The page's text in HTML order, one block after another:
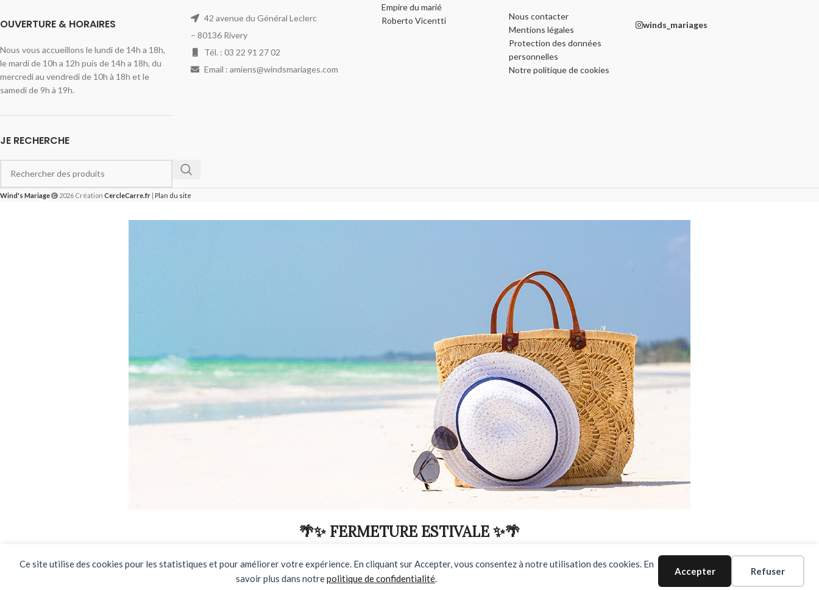
Ce site utilise des cookies pour les statistiques et pour améliorer votre expérience. En cliquant sur Accepter, vous consentez à notre utilisation des cookies. En
savoir plus dans notrepolitique de confidentialité.
Accepter Refuser
OUVERTURE & HORAIRES
Nous vous accueillons le lundi de 14h a 18h,
le mardi de 10h a 12h puis de 14h a 18h, du
mercredi au vendredi de 10h à 18h et le
samedi de 9h à 19h.
JE RECHERCHE
42 avenue du Général Leclerc
– 80136 Rivery
Tél. : 03 22 91 27 02
Email : amiens@windsmariages.com
Empire du marié
Roberto Vicentti
Nous contacter
Mentions légales
Protection des données
personnelles
Notre politique de cookies
winds_mariages
Wind's Mariage 2026 Création CercleCarre.fr | Plan du site
🌴✨ FERMETURE ESTIVALE ✨🌴
DU 03 AOUT AU 31 AOUT INCLUS